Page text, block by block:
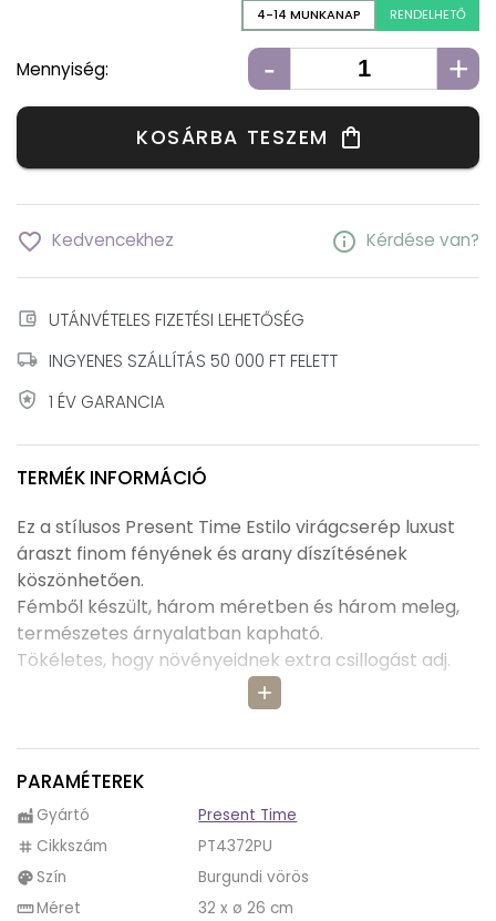
4-14 MUNKANAP RENDELHETŐ
Mennyiség: - +
KOSÁRBA TESZEM shopping_bag
favorite_border Kedvencekhez info Kérdése van?
account_balance_wallet UTÁNVÉTELES FIZETÉSI LEHETŐSÉG
local_shipping INGYENES SZÁLLÍTÁS 50 000 FT FELETT
local_police 1 ÉV GARANCIA
TERMÉK INFORMÁCIÓ
add
Ez a stílusos Present Time Estilo virágcserép luxust
áraszt finom fényének és arany díszítésének
köszönhetően.
Fémből készült, három méretben és három meleg,
természetes árnyalatban kapható.
Tökéletes, hogy növényeidnek extra csillogást adj.
PARAMÉTEREK
factory Gyártó Present Time
tag Cikkszám PT4372PU
palette Szín Burgundi vörös
straightenMéret 32 x ø 26 cm